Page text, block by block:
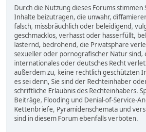
Durch die Nutzung dieses Forums stimmen
Inhalte beizutragen, die unwahr,
falsch, missbräuchlich oder beleidigend,
geschmacklos, verhasst oder hasserfüllt,
lästernd, bedrohend, die Privatsphäre
sexueller oder pornografischer Natur sind,
internationales oder deutsches Recht
außerdem zu, keine rechtlich geschützten
es sei denn, Sie sind der Rechteinhaber
schriftliche Erlaubnis des Rechteinhabers.
Beiträge, Flooding und Denial-of-Service-
Kettenbriefe, Pyramidenschemata und
sind in diesem Forum ebenfalls verboten.